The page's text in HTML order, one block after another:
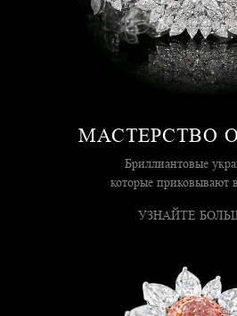
МАСТЕРСТВО
Бриллиантовые
которые приковывают
УЗНАЙТЕ